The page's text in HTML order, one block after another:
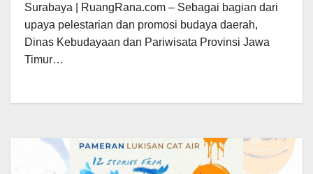
Surabaya | RuangRana.com – Sebagai bagian dari
upaya pelestarian dan promosi budaya daerah,
Dinas Kebudayaan dan Pariwisata Provinsi Jawa
Timur…